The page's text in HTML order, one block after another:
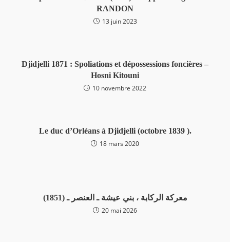
RANDON
13 juin 2023
Djidjelli 1871 : Spoliations et dépossessions foncières –
Hosni Kitouni
10 novembre 2022
Le duc d’Orléans à Djidjelli (octobre 1839 ).
18 mars 2020
(1851) معركة الركابة ، بني عيشة ـ العنصر ـ
20 mai 2026